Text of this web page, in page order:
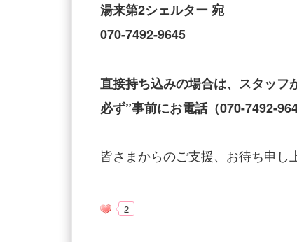
湯来第2シェルター 宛
070-7492-9645
直接持ち込みの場合は、スタッフ
必ず”事前にお電話（070-7492-
皆さまからのご支援、お待ち申し
2